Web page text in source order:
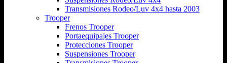
Transmisiones Rodeo/Luv 4x4 hasta 2003
Trooper
Frenos Trooper
Portaequipajes Trooper
Protecciones Trooper
Suspensiones Trooper